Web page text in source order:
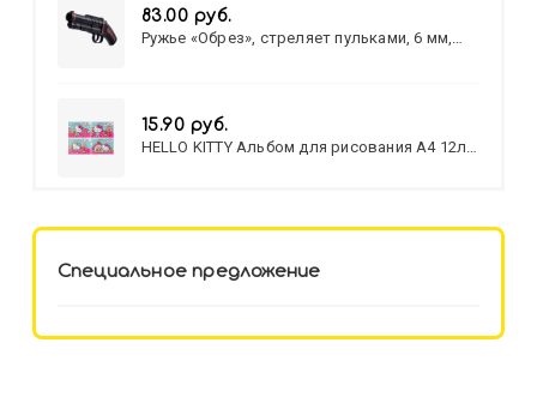
83.00 руб.
Ружье «Обрез», стреляет пульками, 6 мм,
15.90 руб.
HELLO KITTY Альбом для рисования А4 12л.
Специальное предложение